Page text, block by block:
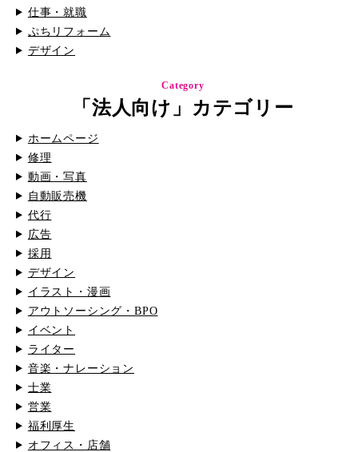
仕事・就職
ぷちリフォーム
デザイン
Category
「法人向け」カテゴリー
ホームページ
修理
動画・写真
自動販売機
代行
広告
採用
デザイン
イラスト・漫画
アウトソーシング・BPO
イベント
ライター
音楽・ナレーション
士業
営業
福利厚生
オフィス・店舗